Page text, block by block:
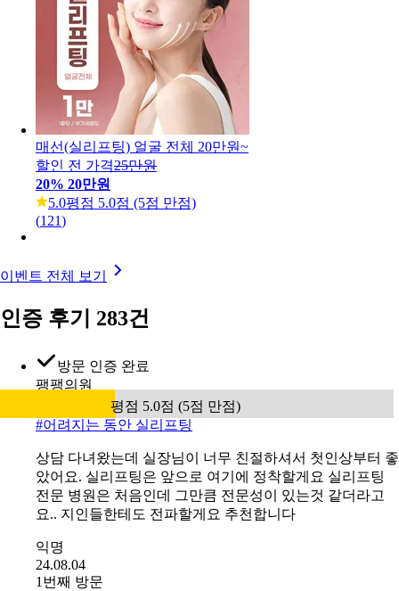
매선(실리프팅) 얼굴 전체 20만원~
할인 전 가격25만원
20% 20만원
5.0평점 5.0점 (5점 만점)
(121)
이벤트 전체 보기
인증 후기 283건
방문 인증 완료
팽팽의원
평점 5.0점 (5점 만점)
#어려지는 동안 실리프팅
상담 다녀왔는데 실장님이 너무 친절하셔서 첫인상부터 좋
았어요. 실리프팅은 앞으로 여기에 정착할게요 실리프팅
전문 병원은 처음인데 그만큼 전문성이 있는것 같더라고
요.. 지인들한테도 전파할게요 추천합니다
익명
24.08.04
1번째 방문